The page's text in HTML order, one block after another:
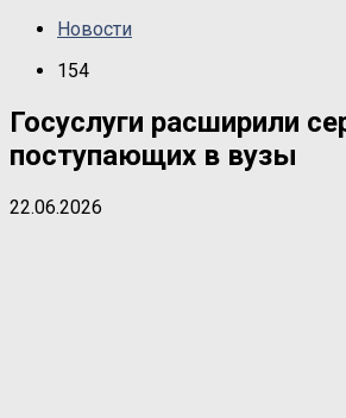
Новости
154
Госуслуги расширили
поступающих в вузы
22.06.2026